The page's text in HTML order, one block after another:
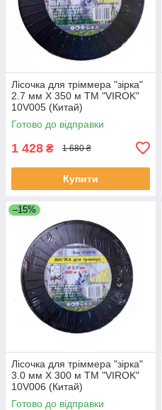
Лісочка для тріммера "зірка"
2.7 мм X 350 м ТМ "VIROK"
10V005 (Китай)
Готово до відправки
1 428 ₴ 1 680 ₴
Купити
–15%
Лісочка для тріммера "зірка"
3.0 мм X 300 м ТМ "VIROK"
10V006 (Китай)
Готово до відправки